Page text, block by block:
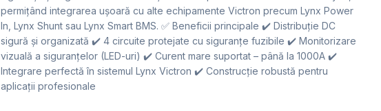
permițând integrarea ușoară cu alte echipamente Victron precum Lynx Power
In, Lynx Shunt sau Lynx Smart BMS. ✅ Beneficii principale ✔️ Distribuție DC
sigură și organizată ✔️ 4 circuite protejate cu siguranțe fuzibile ✔️ Monitorizare
vizuală a siguranțelor (LED-uri) ✔️ Curent mare suportat – până la 1000A ✔️
Integrare perfectă în sistemul Lynx Victron ✔️ Construcție robustă pentru
aplicații profesionale